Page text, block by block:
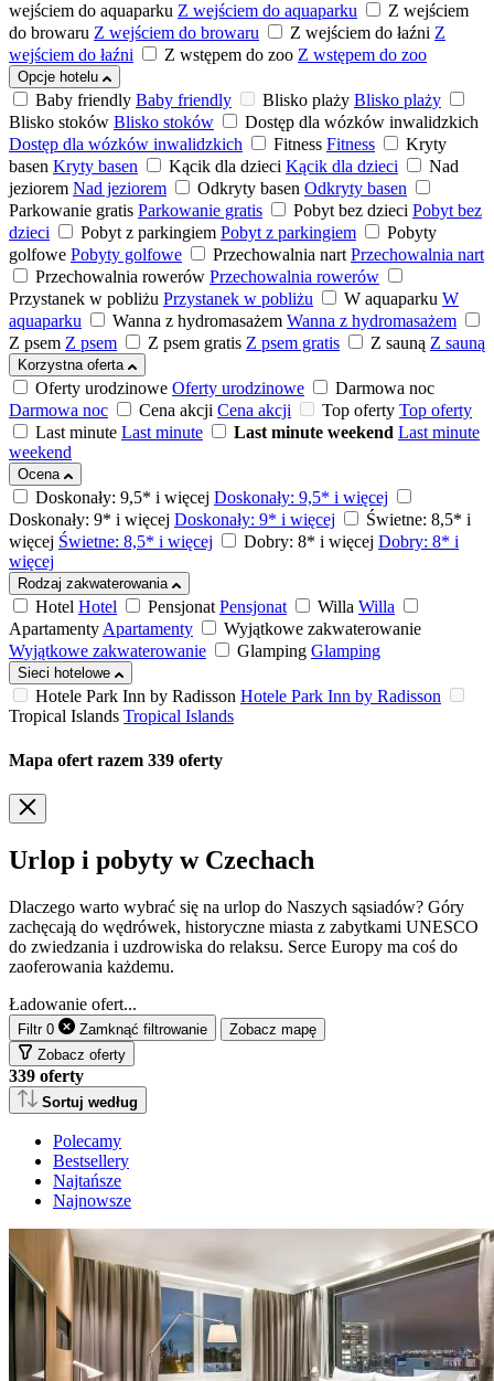
wejściem do aquaparku Z wejściem do aquaparku
Z wejściem
do browaru Z wejściem do browaru Z wejściem do łaźni Z
wejściem do łaźni
Z wstępem do zoo Z wstępem do zoo
Opcje hotelu
Baby friendly Baby friendly Blisko plaży Blisko plaży
Blisko stoków Blisko stoków
Dostęp dla wózków inwalidzkich
Dostęp dla wózków inwalidzkich
Fitness Fitness
Kryty
basen Kryty basen Kącik dla dzieci Kącik dla dzieci
Nad
jeziorem Nad jeziorem Odkryty basen Odkryty basen
Parkowanie gratis Parkowanie gratis Pobyt bez dzieci Pobyt bez
dzieci
Pobyt z parkingiem Pobyt z parkingiem
Pobyty
golfowe Pobyty golfowe Przechowalnia nart Przechowalnia nart
Przechowalnia rowerów Przechowalnia rowerów
Przystanek w pobliżu Przystanek w pobliżu W aquaparku W
aquaparku
Wanna z hydromasażem Wanna z hydromasażem
Z psem Z psem Z psem gratis Z psem gratis Z sauną Z sauną
Korzystna oferta
Oferty urodzinowe Oferty urodzinowe
Darmowa noc
Darmowa noc
Cena akcji Cena akcji Top oferty Top oferty
Last minute Last minute Last minute weekend Last minute
weekend
Ocena
Doskonały: 9,5* i więcej Doskonały: 9,5* i więcej
Doskonały: 9* i więcej Doskonały: 9* i więcej
Świetne: 8,5* i
więcej Świetne: 8,5* i więcej Dobry: 8* i więcej Dobry: 8* i
więcej
Rodzaj zakwaterowania
Hotel Hotel Pensjonat Pensjonat Willa Willa
ApartamentyApartamenty
Wyjątkowe zakwaterowanie
Wyjątkowe zakwaterowanie
Glamping Glamping
Sieci hotelowe
Hotele Park Inn by Radisson Hotele Park Inn by Radisson
Tropical Islands Tropical Islands
Mapa ofert razem 339 oferty
Urlop i pobyty w Czechach
Dlaczego warto wybrać się na urlop do Naszych sąsiadów? Góry
zachęcają do wędrówek, historyczne miasta z zabytkami UNESCO
do zwiedzania i uzdrowiska do relaksu. Serce Europy ma coś do
zaoferowania każdemu.
Ładowanie ofert...
Filtr 0 Zamknąć filtrowanie
Zobacz mapę
Zobacz oferty
339 oferty
Sortuj według
Polecamy
Bestsellery
Najtańsze
Najnowsze